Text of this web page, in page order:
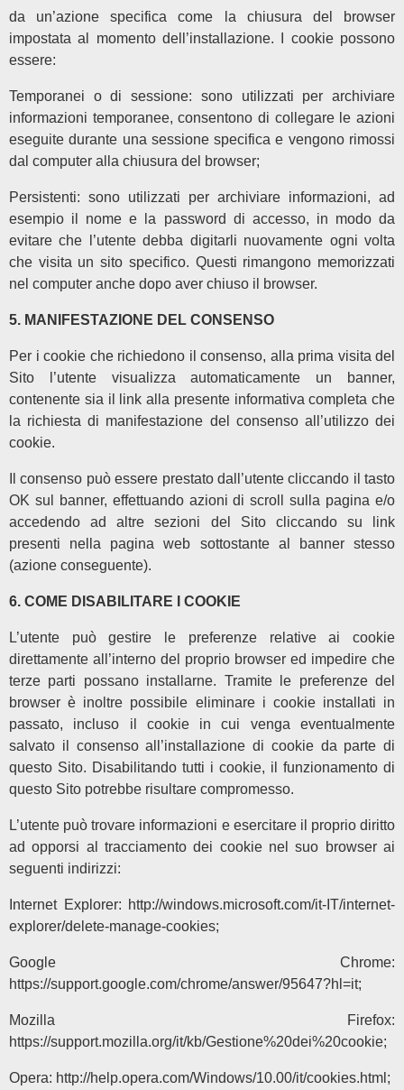
da un’azione specifica come la chiusura del browser
impostata al momento dell’installazione. I cookie possono
essere:
temporanei o di sessione: sono utilizzati per archiviare
informazioni temporanee, consentono di collegare le azioni
eseguite durante una sessione specifica e vengono rimossi
dal computer alla chiusura del browser;
persistenti: sono utilizzati per archiviare informazioni, ad
esempio il nome e la password di accesso, in modo da
evitare che l’utente debba digitarli nuovamente ogni volta
che visita un sito specifico. Questi rimangono memorizzati
nel computer anche dopo aver chiuso il browser.
5. MANIFESTAZIONE DEL CONSENSO
Per i cookie che richiedono il consenso, alla prima visita del
Sito l’utente visualizza automaticamente un banner,
contenente sia il link alla presente informativa completa che
la richiesta di manifestazione del consenso all’utilizzo dei
cookie.
OK sul banner, effettuando azioni di scroll sulla pagina e/o
accedendo ad altre sezioni del Sito cliccando su link
presenti nella pagina web sottostante al banner stesso
(azione conseguente).
6. COME DISABILITARE I COOKIE
L’utente può gestire le preferenze relative ai cookie
direttamente all’interno del proprio browser ed impedire che
terze parti possano installarne. Tramite le preferenze del
browser è inoltre possibile eliminare i cookie installati in
passato, incluso il cookie in cui venga eventualmente
salvato il consenso all’installazione di cookie da parte di
questo Sito. Disabilitando tutti i cookie, il funzionamento di
questo Sito potrebbe risultare compromesso.
L’utente può trovare informazioni e esercitare il proprio diritto
ad opporsi al tracciamento dei cookie nel suo browser ai
seguenti indirizzi:
explorer/delete-manage-cookies;
Google Chrome:
https://support.google.com/chrome/answer/95647?hl=it;
Mozilla Firefox:
https://support.mozilla.org/it/kb/Gestione%20dei%20cookie;
Opera: http://help.opera.com/Windows/10.00/it/cookies.html;